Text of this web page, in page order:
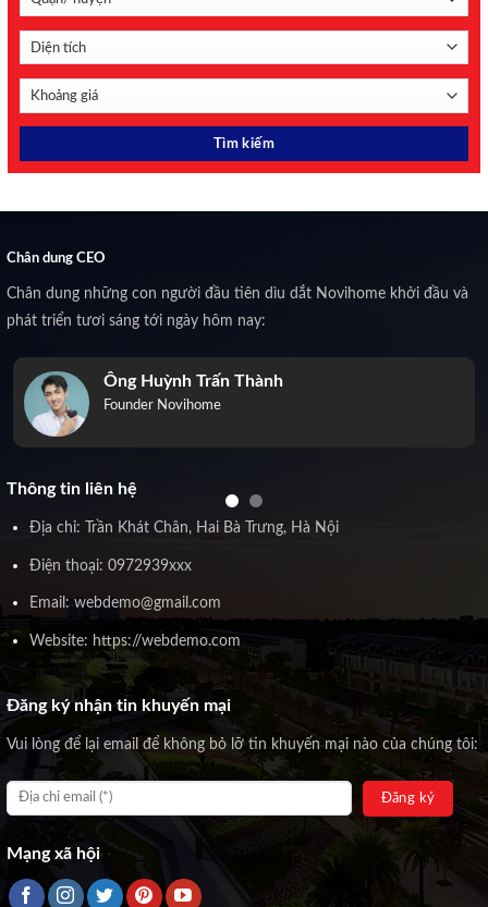
Chân dung CEO
Chân dung những con người đầu tiên dìu dắt Novihome khởi đầu và
phát triển tươi sáng tới ngày hôm nay:
Ông Huỳnh Trấn Thành
Founder Novihome
Thông tin liên hệ
Địa chỉ: Trần Khát Chân, Hai Bà Trưng, Hà Nội
Điện thoại: 0972939xxx
Email: webdemo@gmail.com
Website: https://webdemo.com
Đăng ký nhận tin khuyến mại
Vui lòng để lại email để không bỏ lỡ tin khuyến mại nào của chúng tôi:
Mạng xã hội